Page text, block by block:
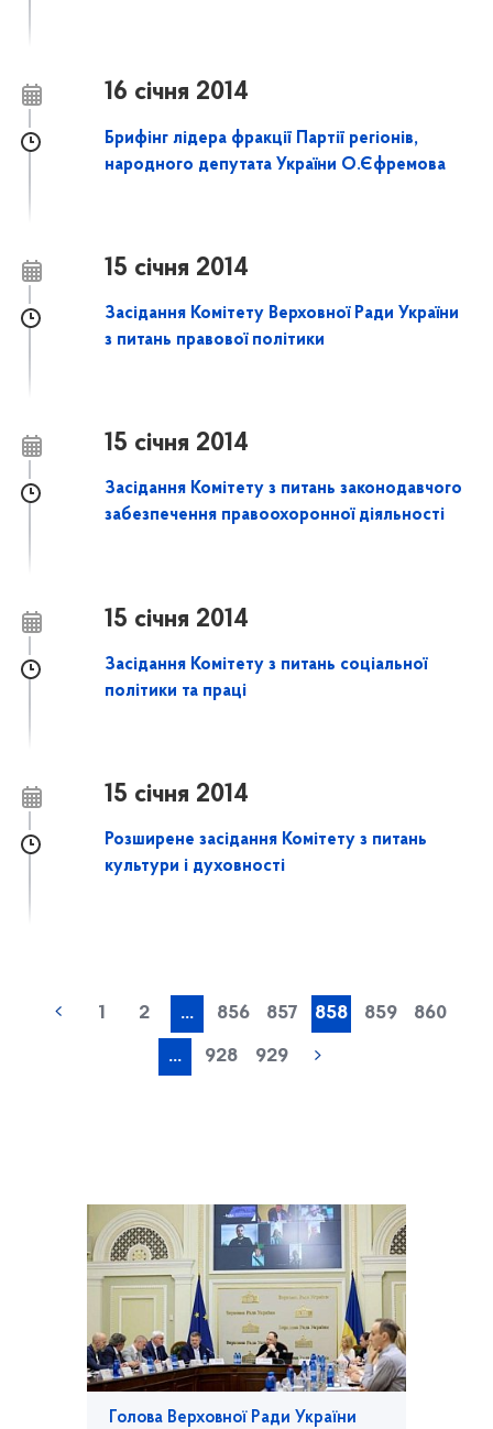
16 січня 2014
Брифінг лідера фракції Партії регіонів,
народного депутата України О.Єфремова
15 січня 2014
Засідання Комітету Верховної Ради України
з питань правової політики
15 січня 2014
Засідання Комітету з питань законодавчого
забезпечення правоохоронної діяльності
15 січня 2014
Засідання Комітету з питань соціальної
політики та праці
15 січня 2014
Розширене засідання Комітету з питань
культури і духовності
1 2 ... 856 857 858 859 860
... 928 929
Голова Верховної Ради України